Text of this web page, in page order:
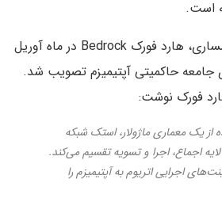
است.
به گفته شرکت تحلیلی مساری، هارد فورک Bedrock در ماه آوریل
۹۹.۸۷ درصدی جامعه حاکمیتی آپتیمیزم تصویب شد.
فورک نوشت:
از یک معماری ماژولار، استک شبکه
لایه اجماع، اجرا و تسویه تقسیم می‌کند.
اجرایی اتریوم به آپتیمیزم را